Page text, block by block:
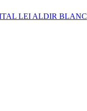
LEI ALDIR BLANC